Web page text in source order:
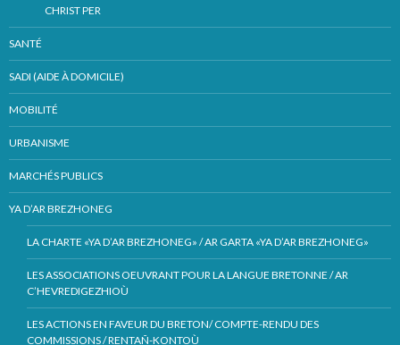
CHRIST PER
SANTÉ
SADI (AIDE À DOMICILE)
MOBILITÉ
URBANISME
MARCHÉS PUBLICS
YA D’AR BREZHONEG
LA CHARTE «YA D’AR BREZHONEG» / AR GARTA «YA D’AR BREZHONEG»
LES ASSOCIATIONS OEUVRANT POUR LA LANGUE BRETONNE / AR
C’HEVREDIGEZHIOÙ
LES ACTIONS EN FAVEUR DU BRETON/ COMPTE-RENDU DES
COMMISSIONS / RENTAÑ-KONTOÙ